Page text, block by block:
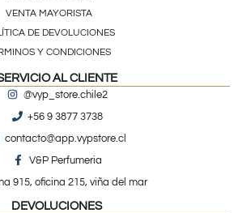
VENTA MAYORISTA
DE DEVOLUCIONES
Y CONDICIONES
AL CLIENTE
@vyp_store.chile2
+56 9 3877 3738
contacto@app.vypstore.cl
V&P Perfumeria
915, oficina 215, viña del mar
DEVOLUCIONES